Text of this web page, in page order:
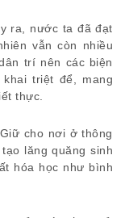
ra, nước ta đã đạt
vẫn còn nhiều
trí nên các biện
triệt để, mang
thực.
cho nơi ở thông
lăng quăng sinh
hóa học như bình